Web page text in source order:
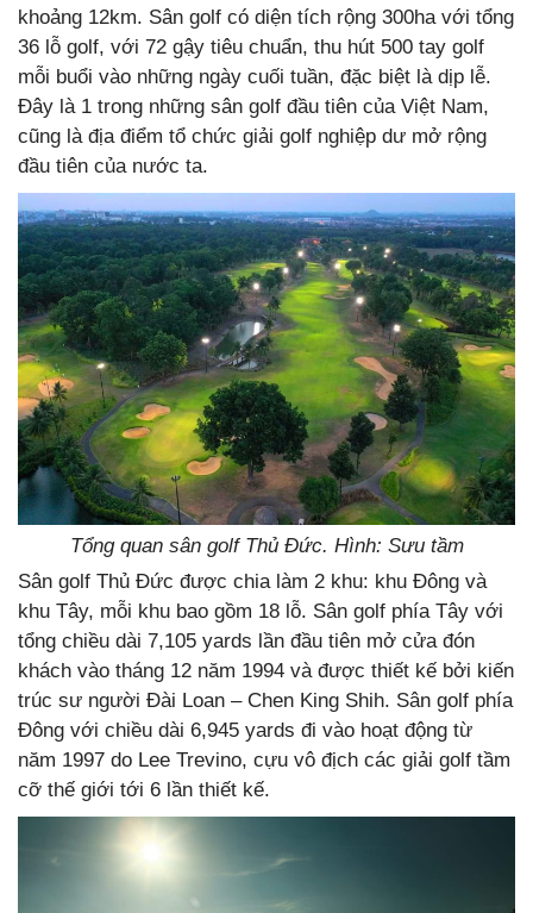
khoảng 12km. Sân golf có diện tích rộng 300ha với tổng
36 lỗ golf, với 72 gậy tiêu chuẩn, thu hút 500 tay golf
mỗi buổi vào những ngày cuối tuần, đặc biệt là dịp lễ.
Đây là 1 trong những sân golf đầu tiên của Việt Nam,
cũng là địa điểm tổ chức giải golf nghiệp dư mở rộng
đầu tiên của nước ta.
Tổng quan sân golf Thủ Đức. Hình: Sưu tầm
Sân golf Thủ Đức được chia làm 2 khu: khu Đông và
khu Tây, mỗi khu bao gồm 18 lỗ. Sân golf phía Tây với
tổng chiều dài 7,105 yards lần đầu tiên mở cửa đón
khách vào tháng 12 năm 1994 và được thiết kế bởi kiến
​​trúc sư người Đài Loan – Chen King Shih. Sân golf phía
Đông với chiều dài 6,945 yards đi vào hoạt động từ
năm 1997 do Lee Trevino, cựu vô địch các giải golf tầm
cỡ thế giới tới 6 lần thiết kế.